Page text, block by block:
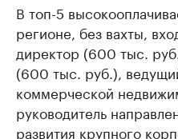
В топ-5
регионе, без вахты,
директор (600 тыс.
(600 тыс. руб.),
коммерческой
руководитель
развития крупного